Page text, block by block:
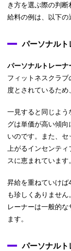
き方を選ぶ際の判
給料の例は、以下の
パーソナルト
パーソナルトレーナ
フィットネスクラ
度とされているため
一見すると同じよ
グは単価が高い傾
いのです。また、
上がるインセンテ
スに恵まれています。
昇給を重ねていけ
も珍しくありませ
レーナーは一般的
ます。
パーソナルト